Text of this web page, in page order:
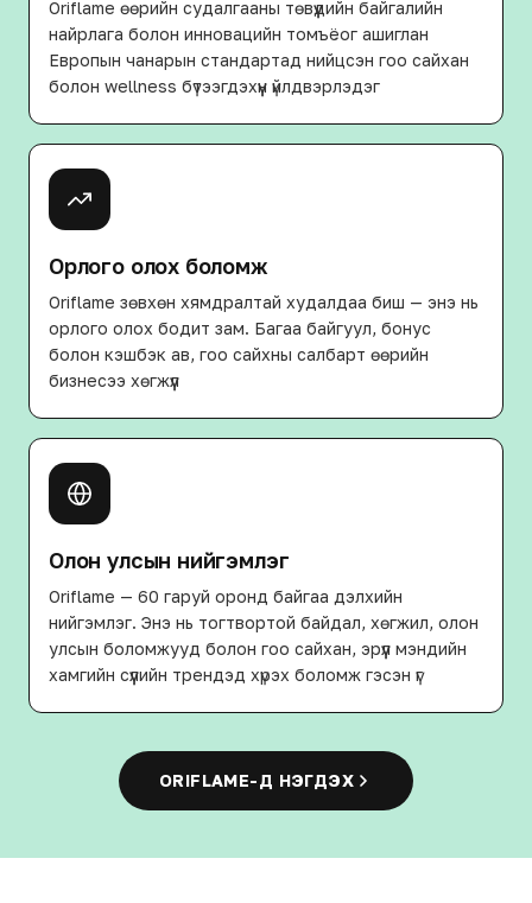
Oriflame өөрийн судалгааны төвүүдийн байгалийн
найрлага болон инновацийн томъёог ашиглан
Европын чанарын стандартад нийцсэн гоо сайхан
болон wellness бүтээгдэхүүн үйлдвэрлэдэг
Орлого олох боломж
Oriflame зөвхөн хямдралтай худалдаа биш — энэ нь
орлого олох бодит зам. Багаа байгуул, бонус
болон кэшбэк ав, гоо сайхны салбарт өөрийн
бизнесээ хөгжүүл
Олон улсын нийгэмлэг
Oriflame — 60 гаруй оронд байгаа дэлхийн
нийгэмлэг. Энэ нь тогтвортой байдал, хөгжил, олон
улсын боломжууд болон гоо сайхан, эрүүл мэндийн
хамгийн сүүлийн трендэд хүрэх боломж гэсэн үг
ORIFLAME-Д НЭГДЭХ